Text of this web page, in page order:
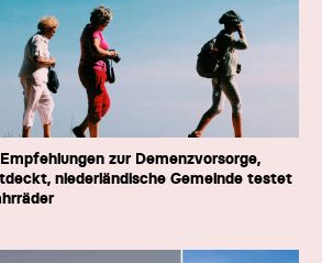
zur Demenzvorsorge,
niederländische Gemeinde testet